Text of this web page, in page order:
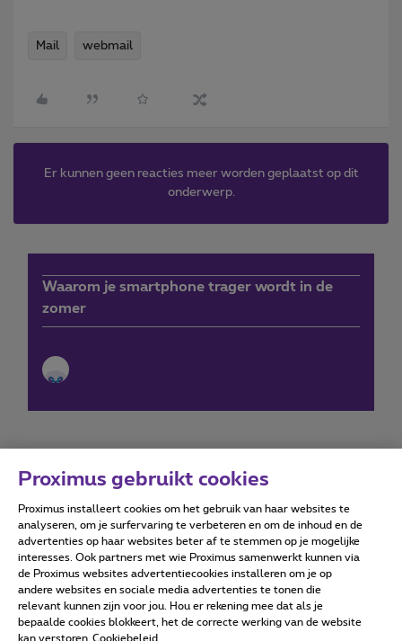
Mail webmail
Er kunnen geen reacties meer worden geplaatst op dit
onderwerp.
Waarom je smartphone trager wordt in de
zomer
Forumvoorwaarden Accessibility statement
Alle rechten voorbehouden. © Proximus
Proximus gebruikt cookies
Proximus installeert cookies om het gebruik van haar websites te
analyseren, om je surfervaring te verbeteren en om de inhoud en de
advertenties op haar websites beter af te stemmen op je mogelijke
interesses. Ook partners met wie Proximus samenwerkt kunnen via
de Proximus websites advertentiecookies installeren om je op
andere websites en sociale media advertenties te tonen die
relevant kunnen zijn voor jou. Hou er rekening mee dat als je
bepaalde cookies blokkeert, het de correcte werking van de website
kan verstoren Cookiebeleid